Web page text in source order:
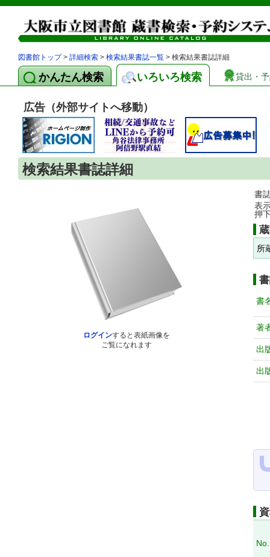
図書館トップ> 詳細検索 > 検索結果書誌一覧 > 検索結果書誌詳細
かんたん検索 いろいろ検索 貸出・
広告（外部サイトへ移動）
検索結果書誌詳細
ログインすると表紙画像を
ご覧になれます
書
表
押
所
書
著
出
出
No.